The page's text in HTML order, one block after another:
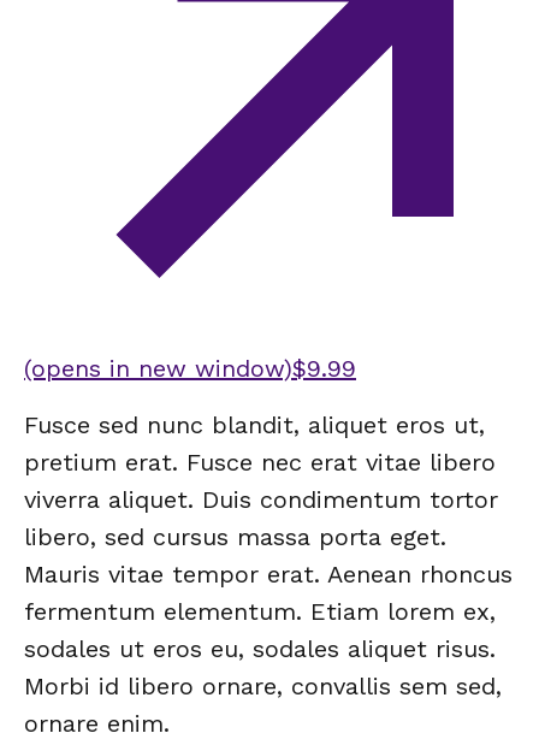
(opens in new window)$9.99
Fusce sed nunc blandit, aliquet eros ut,
pretium erat. Fusce nec erat vitae libero
viverra aliquet. Duis condimentum tortor
libero, sed cursus massa porta eget.
Mauris vitae tempor erat. Aenean rhoncus
fermentum elementum. Etiam lorem ex,
sodales ut eros eu, sodales aliquet risus.
Morbi id libero ornare, convallis sem sed,
ornare enim.